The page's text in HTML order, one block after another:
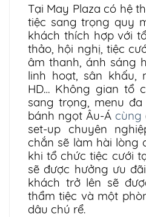
Tại May Plaza có hệ
tiệc sang trọng quy
khách thích hợp với
thảo, hội nghị, tiệc
âm thanh, ánh sáng
linh hoạt, sân khấu,
HD… Không gian tổ
sang trọng, menu
bánh ngọt Âu-Á cùng
set-up chuyên
chắn sẽ làm hài lòng
khi tổ chức tiệc cưới
sẽ được hưởng ưu
khách trở lên sẽ
thẩm tiệc và một
dâu chú rể.